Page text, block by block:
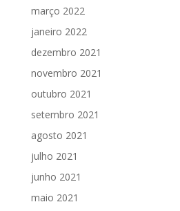
março 2022
janeiro 2022
dezembro 2021
novembro 2021
outubro 2021
setembro 2021
agosto 2021
julho 2021
junho 2021
maio 2021